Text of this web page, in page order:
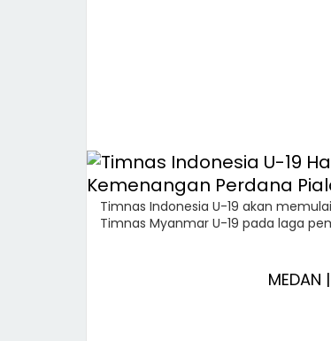
Timnas Indonesia U-19 akan
Timnas Myanmar U-19 pada laga
MEDAN